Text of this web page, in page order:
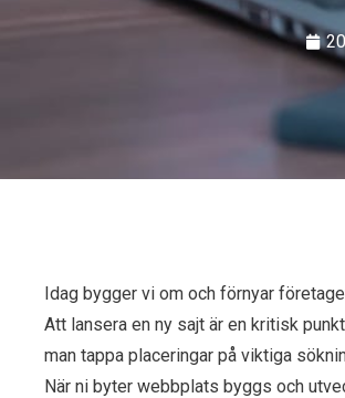
Idag bygger vi om och förnyar
Att lansera en ny sajt är en kritisk
man tappa placeringar på viktiga
När ni byter webbplats byggs och